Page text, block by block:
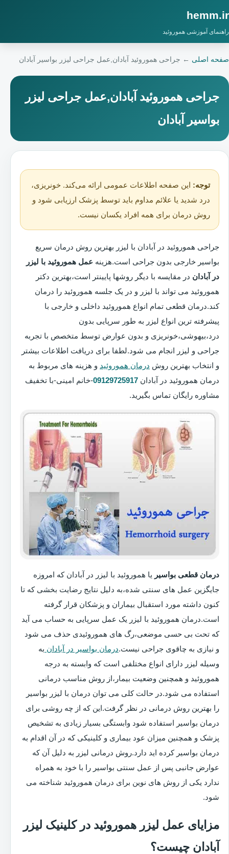
hemm.ir
راهنمای آموزشی هموروئید
صفحه اصلی ← جراحی هموروئید آبادان,عمل جراحی لیزر بواسیر آبادان
جراحی هموروئید آبادان,عمل جراحی لیزر
بواسیر آبادان
توجه: این صفحه اطلاعات عمومی ارائه می‌کند. خونریزی،
درد شدید یا علائم مداوم باید توسط پزشک ارزیابی شود و
روش درمان برای همه افراد یکسان نیست.
جراحی هموروئید در آبادان با لیزر بهترین روش درمان سریع
بواسیر خارجی بدون جراحی است.هزینه عمل هموروئید با لیزر
در آبادان در مقایسه با دیگر روشها پایینتر است،بهترین دکتر
هموروئید می تواند با لیزر و در یک جلسه هموروئید را درمان
کند.درمان قطعی تمام انواع هموروئید داخلی و خارجی با
پیشرفته ترین انواع لیزر به طور سرپایی بدون
درد،بیهوشی،خونریزی و بدون عوارض توسط متخصص با تجربه
جراحی و لیزر انجام می شود.لطفا برای دریافت اطلاعات بیشتر
و انتخاب بهترین روش درمان هموروئید و هزینه های مربوط به
درمان هموروئید در آبادان 09129725917-خانم امینی-با تخفیف
مشاوره رایگان تماس بگیرید.
درمان قطعی بواسیر یا هموروئید با لیزر در آبادان که امروزه
جایگزین عمل های سنتی شده،به دلیل نتایج رضایت بخشی که تا
کنون داشته مورد استقبال بیماران و پزشکان قرار گرفته
است.درمان هموروئید با لیزر یک عمل سرپایی به حساب می آید
که تحت بی حسی موضعی،رگ های هموروئیدی حذف می شود
و نیازی به چاقوی جراحی نیست.درمان بواسیر در آبادان به
وسیله لیزر دارای انواع مختلفی است که وابسته به درجه
هموروئید و همچنین وضعیت بیمار،از روش مناسب درمانی
استفاده می شود.در حالت کلی می توان درمان با لیزر بواسیر
را بهترین روش درمانی در نظر گرفت.این که از چه روشی برای
درمان بواسیر استفاده شود وابستگی بسیار زیادی به تشخیص
پزشک و همچنین میزان عود بیماری و کلینیکی که در آن اقدام به
درمان بواسیر کرده اید دارد.روش درمانی لیزر به دلیل آن که
عوارض جانبی پس از عمل سنتی بواسیر را با خود به همراه
ندارد یکی از روش های نوین برای درمان هموروئید شناخته می
شود.
مزایای عمل لیزر هموروئید در کلینیک لیزر
آبادان چیست؟